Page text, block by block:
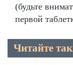
(будьте
первой
Читайте